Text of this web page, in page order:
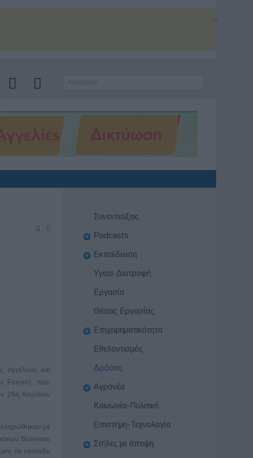
αγγέλους και
Forum), που
26η Απριλίου
με
Business
σε επίπεδο
Συνεντεύξεις
Podcasts
Εκπαίδευση
Υγεία-Διατροφή
Εργασία
Θέσεις Εργασίας
Επιχειρηματικότητα
Εθελοντισμός
Δράσεις
Αγρονέα
Κοινωνία-Πολιτική
Επιστήμη-Τεχνολογία
Στήλες με άποψη